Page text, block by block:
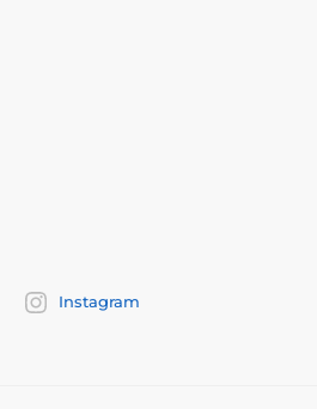
Instagram